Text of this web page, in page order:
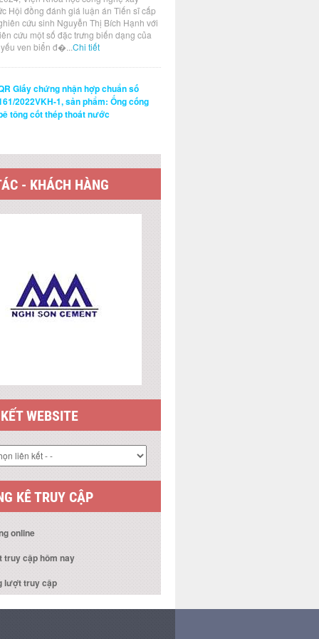
Hội đồng đánh giá luận án Tiến sĩ cấp
cứu sinh Nguyễn Thị Bích Hạnh với
cứu một số đặc trưng biến dạng của
ven biển đ�...Chi tiết
Giấy chứng nhận hợp chuẩn số
2022VKH-1, sản phẩm: Ống cống
tông cốt thép thoát nước
- KHÁCH HÀNG
WEBSITE
KÊ TRUY CẬP
online
truy cập hôm nay
lượt truy cập